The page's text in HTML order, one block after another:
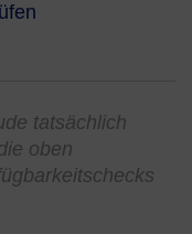
tatsächlich
oben